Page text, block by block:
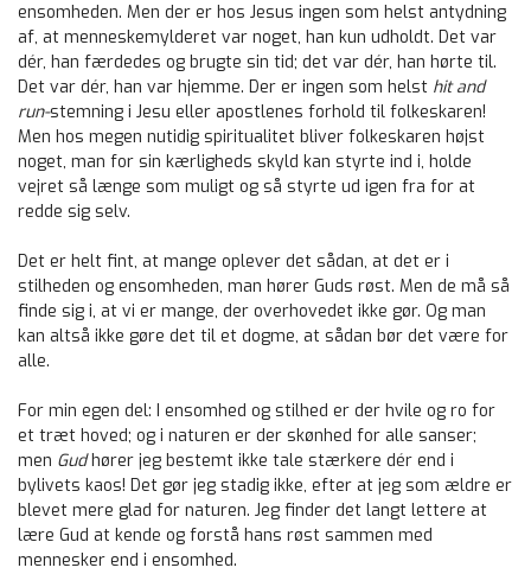
ensomheden. Men der er hos Jesus ingen som helst antydning
af, at menneskemylderet var noget, han kun udholdt. Det var
dér, han færdedes og brugte sin tid; det var dér, han hørte til.
Det var dér, han var hjemme. Der er ingen som helst hit and
run-stemning i Jesu eller apostlenes forhold til folkeskaren!
Men hos megen nutidig spiritualitet bliver folkeskaren højst
noget, man for sin kærligheds skyld kan styrte ind i, holde
vejret så længe som muligt og så styrte ud igen fra for at
redde sig selv.
Det er helt fint, at mange oplever det sådan, at det er i
stilheden og ensomheden, man hører Guds røst. Men de må så
finde sig i, at vi er mange, der overhovedet ikke gør. Og man
kan altså ikke gøre det til et dogme, at sådan bør det være for
alle.
For min egen del: I ensomhed og stilhed er der hvile og ro for
et træt hoved; og i naturen er der skønhed for alle sanser;
men Gudhører jeg bestemt ikke tale stærkere dér end i
bylivets kaos! Det gør jeg stadig ikke, efter at jeg som ældre er
blevet mere glad for naturen. Jeg finder det langt lettere at
lære Gud at kende og forstå hans røst sammen med
mennesker end i ensomhed.